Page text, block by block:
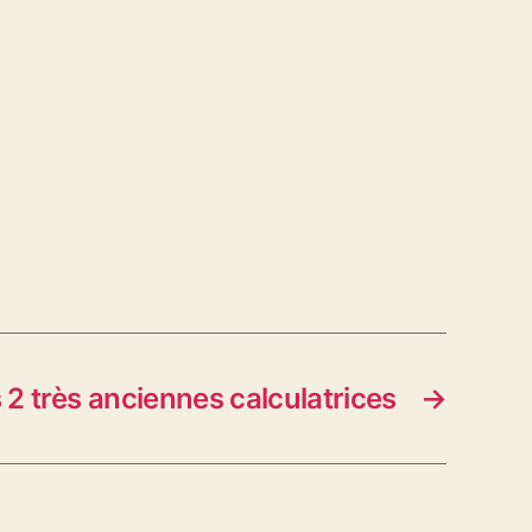
→
2 très anciennes calculatrices